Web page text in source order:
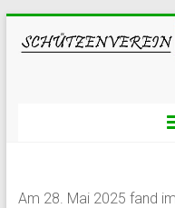
Am 28. Mai 2025 fand